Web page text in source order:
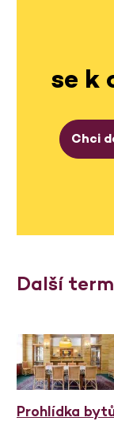
se k
Chci
Další
Prohlídka